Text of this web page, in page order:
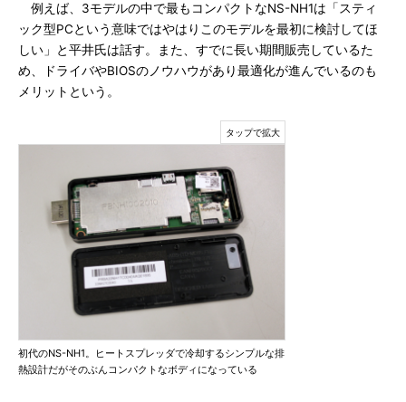
例えば、3モデルの中で最もコンパクトなNS-NH1は「スティ
ック型PCという意味ではやはりこのモデルを最初に検討してほ
しい」と平井氏は話す。また、すでに長い期間販売しているた
め、ドライバやBIOSのノウハウがあり最適化が進んでいるのも
メリットという。
初代のNS-NH1。ヒートスプレッダで冷却するシンプルな排
熱設計だがそのぶんコンパクトなボディになっている